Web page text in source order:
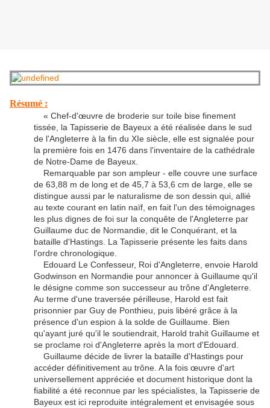
Résumé :
« Chef-d'œuvre de broderie sur toile bise finement
tissée, la Tapisserie de Bayeux a été réalisée dans le sud
de l'Angleterre à la fin du XIe siècle, elle est signalée pour
la première fois en 1476 dans l'inventaire de la cathédrale
de Notre-Dame de Bayeux.
Remarquable par son ampleur - elle couvre une surface
de 63,88 m de long et de 45,7 à 53,6 cm de large, elle se
distingue aussi par le naturalisme de son dessin qui, allié
au texte courant en latin naïf, en fait l'un des témoignages
les plus dignes de foi sur la conquête de l'Angleterre par
Guillaume duc de Normandie, dit le Conquérant, et la
bataille d'Hastings. La Tapisserie présente les faits dans
l'ordre chronologique.
Edouard Le Confesseur, Roi d'Angleterre, envoie Harold
Godwinson en Normandie pour annoncer à Guillaume qu'il
le désigne comme son successeur au trône d'Angleterre.
Au terme d'une traversée périlleuse, Harold est fait
prisonnier par Guy de Ponthieu, puis libéré grâce à la
présence d'un espion à la solde de Guillaume. Bien
qu'ayant juré qu'il le soutiendrait, Harold trahit Guillaume et
se proclame roi d'Angleterre après la mort d'Edouard.
Guillaume décide de livrer la bataille d'Hastings pour
accéder définitivement au trône. A la fois œuvre d'art
universellement appréciée et document historique dont la
fiabilité a été reconnue par les spécialistes, la Tapisserie de
Bayeux est ici reproduite intégralement et envisagée sous